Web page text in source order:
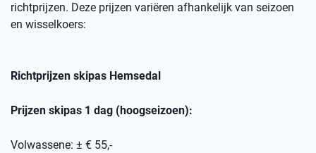
richtprijzen. Deze prijzen variëren afhankelijk van seizoen
en wisselkoers:
Richtprijzen skipas Hemsedal
Prijzen skipas 1 dag (hoogseizoen):
Volwassene: ± € 55,-